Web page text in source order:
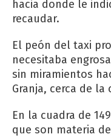
hacia donde le
recaudar.
El peón del taxi
necesitaba
sin miramientos
Granja, cerca de la
En la cuadra de
que son materia